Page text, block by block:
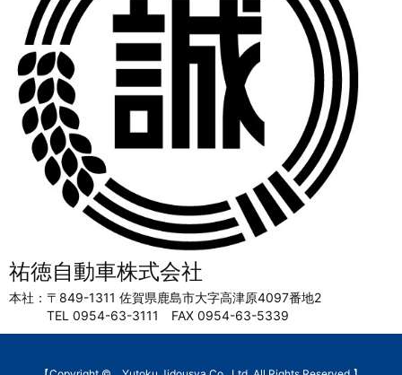
祐徳自動車株式会社
本社：〒849-1311 佐賀県鹿島市大字高津原4097番地2
TEL 0954-63-3111 FAX 0954-63-5339